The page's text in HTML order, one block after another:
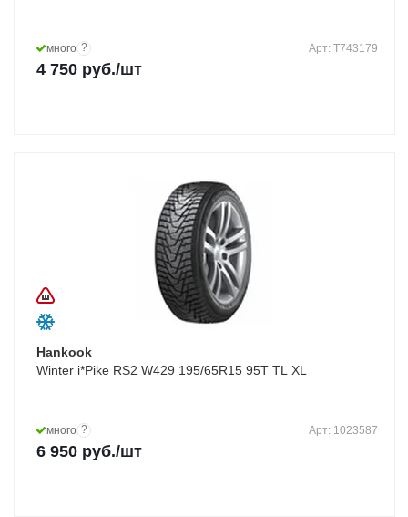
много ? Арт: T743179
4 750 руб./шт
Hankook
Winter i*Pike RS2 W429 195/65R15 95T TL XL
много ? Арт: 1023587
6 950 руб./шт